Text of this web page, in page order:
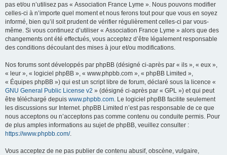
pas et/ou n’utilisez pas « Association France Lyme ». Nous pouvons modifier
celles-ci à n’importe quel moment et nous ferons tout pour que vous en soyez
informé, bien qu’il soit prudent de vérifier régulièrement celles-ci par vous-
même. Si vous continuez d’utiliser « Association France Lyme » alors que des
changements ont été effectués, vous acceptez d’être légalement responsable
des conditions découlant des mises à jour et/ou modifications.
Nos forums sont développés par phpBB (désigné ci-après par « ils », « eux »,
« leur », « logiciel phpBB », « www.phpbb.com », « phpBB Limited »,
« Équipes phpBB ») qui est un script libre de forum, déclaré sous la licence «
GNU General Public License v2 » (désigné ci-après par « GPL ») et qui peut
être téléchargé depuis www.phpbb.com. Le logiciel phpBB facilite seulement
les discussions sur Internet. phpBB Limited n’est pas responsable de ce que
nous acceptons ou n’acceptons pas comme contenu ou conduite permis. Pour
de plus amples informations au sujet de phpBB, veuillez consulter :
https://www.phpbb.com/.
Vous acceptez de ne pas publier de contenu abusif, obscène, vulgaire,